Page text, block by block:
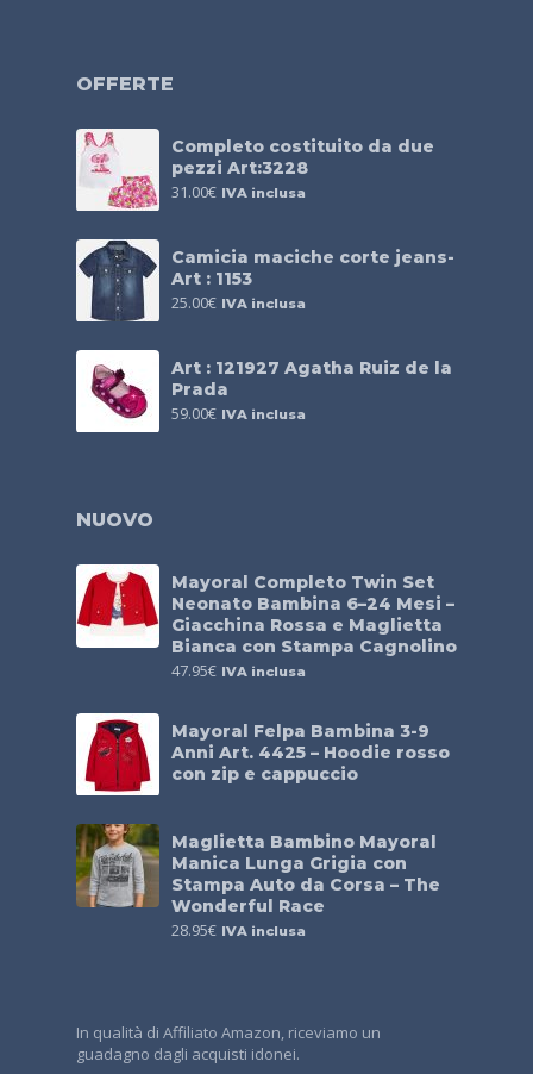
OFFERTE
Completo costituito da due
pezzi Art:3228
31.00€ IVA inclusa
Camicia maciche corte jeans-
Art : 1153
25.00€ IVA inclusa
Art : 121927 Agatha Ruiz de la
Prada
59.00€ IVA inclusa
NUOVO
Mayoral Completo Twin Set
Neonato Bambina 6–24 Mesi –
Giacchina Rossa e Maglietta
Bianca con Stampa Cagnolino
47.95€ IVA inclusa
Mayoral Felpa Bambina 3-9
Anni Art. 4425 – Hoodie rosso
con zip e cappuccio
Maglietta Bambino Mayoral
Manica Lunga Grigia con
Stampa Auto da Corsa – The
Wonderful Race
28.95€ IVA inclusa
In qualità di Affiliato Amazon, riceviamo un
guadagno dagli acquisti idonei.